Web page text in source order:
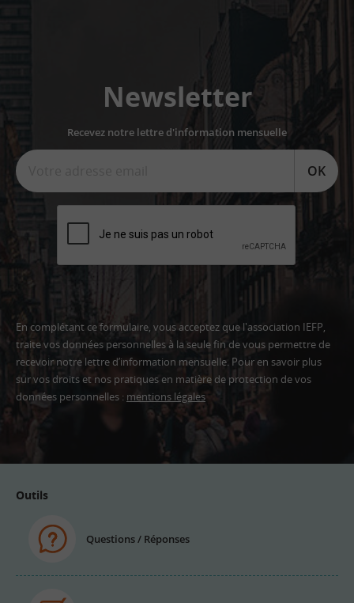
Newsletter
Recevez notre lettre d'information mensuelle
OK
En complétant ce formulaire, vous acceptez que l'association IEFP,
traite vos données personnelles à la seule fin de vous permettre de
recevoir notre lettre d’information mensuelle. Pour en savoir plus
sur vos droits et nos pratiques en matière de protection de vos
données personnelles : mentions légales
Outils
Questions / Réponses